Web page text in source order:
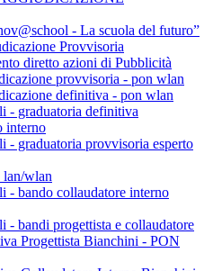
- La scuola del futuro”
Provvisoria
diretto azioni di Pubblicità
provvisoria - pon wlan
definitiva - pon wlan
- graduatoria definitiva
interno
- graduatoria provvisoria esperto
lan/wlan
- bando collaudatore interno
- bandi progettista e collaudatore
Progettista Bianchini - PON